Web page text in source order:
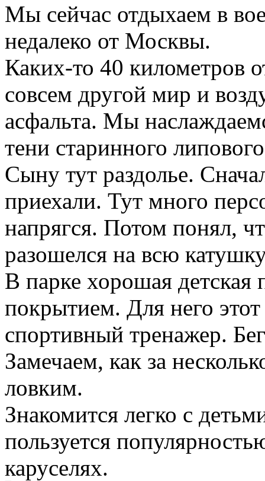
Мы сейчас отдыхаем в
недалеко от Москвы.
Каких-то 40 километров
совсем другой мир и
асфальта. Мы
тени старинного
Сыну тут раздолье.
приехали. Тут много
напрягся. Потом понял,
разошелся на всю
В парке хорошая
покрытием. Для него
спортивный тренажер.
Замечаем, как за
ловким.
Знакомится легко с
пользуется
каруселях.